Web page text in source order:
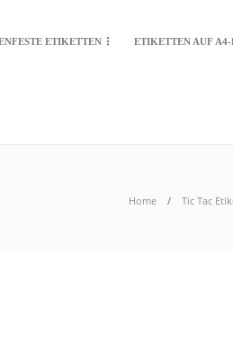
ETIKETTEN ETIKETTEN AUF A4-
Home Tic Tac